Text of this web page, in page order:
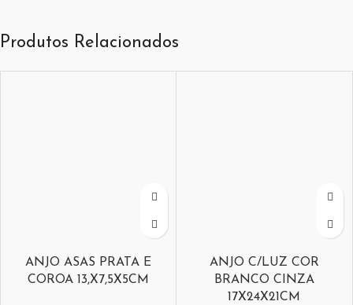
Produtos Relacionados
ANJO ASAS PRATA E
COROA 13,X7,5X5CM
ANJO C/LUZ COR
BRANCO CINZA
17X24X21CM